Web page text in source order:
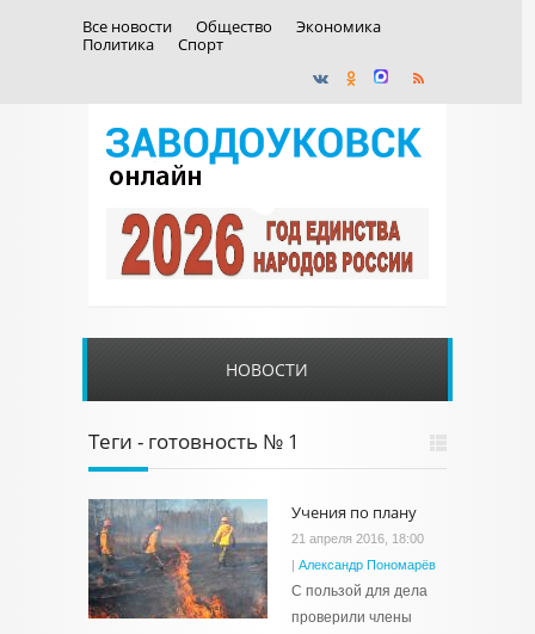
Все новости Общество
Экономика
Политика
Спорт
НОВОСТИ
Теги - готовность № 1
Учения по плану
21 апреля 2016, 18:00
| Александр Пономарёв
С пользой для дела
проверили члены